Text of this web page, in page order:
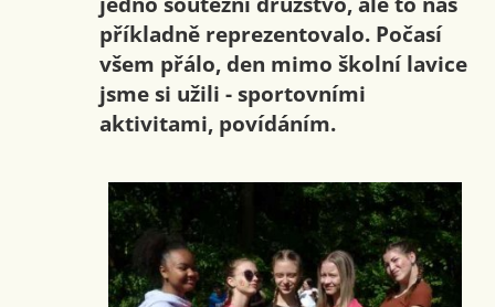
příkladně reprezentovalo. Počasí
všem přálo, den mimo školní lavice
jsme si užili - sportovními
aktivitami, povídáním.